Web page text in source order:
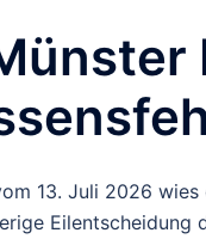
13. Juli 2026 wies
Eilentscheidung